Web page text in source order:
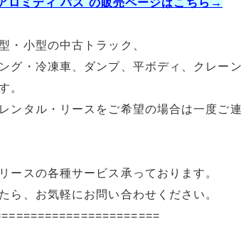
ロミディ バス の販売ページはこちら→
・小型の中古トラック、
グ・冷凍車、ダンプ、平ボディ、クレー
。
ンタル・リースをご希望の場合は一度ご連
ースの各種サービス承っております。
ら、お気軽にお問い合わせください。